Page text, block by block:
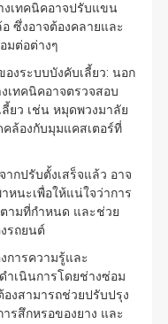
เทคนิคอาจปรับแขน
ซึ่งอาจต้องคลายและ
มต่อต่างๆ
งระบบบังคับเลี้ยว: นอก
เทคนิคอาจตรวจสอบ
ยว เช่น หมุดพวงมาลัย
ล้องกับมุมแคสเตอร์ที่
กปรับตั้งเสร็จแล้ว อาจ
หนะเพื่อให้แน่ใจว่าการ
ามที่กำหนด และช่วย
รถยนต์
การความรู้และ
ำเนินการโดยช่างซ่อม
งสามารถช่วยปรับปรุง
รสึกหรอของยาง และ